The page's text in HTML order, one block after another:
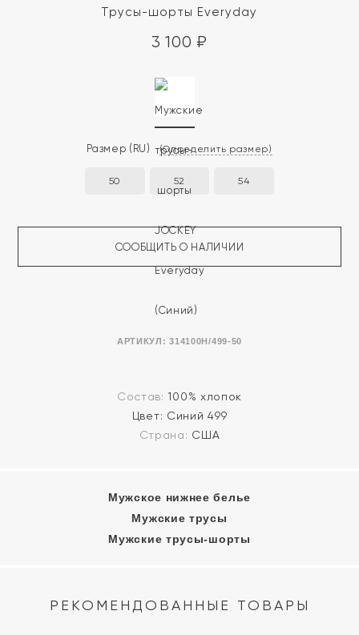
Трусы-шорты Everyday
АРТИКУЛ:314100H/499-50
3 100 ₽
Размер (RU) (Определить размер)
50 52 54
СООБЩИТЬ О НАЛИЧИИ
Состав:100% хлопок
Цвет: Синий 499
Страна: США
Мужское нижнее белье
Мужские трусы
Мужские трусы-шорты
РЕКОМЕНДОВАННЫЕ ТОВАРЫ